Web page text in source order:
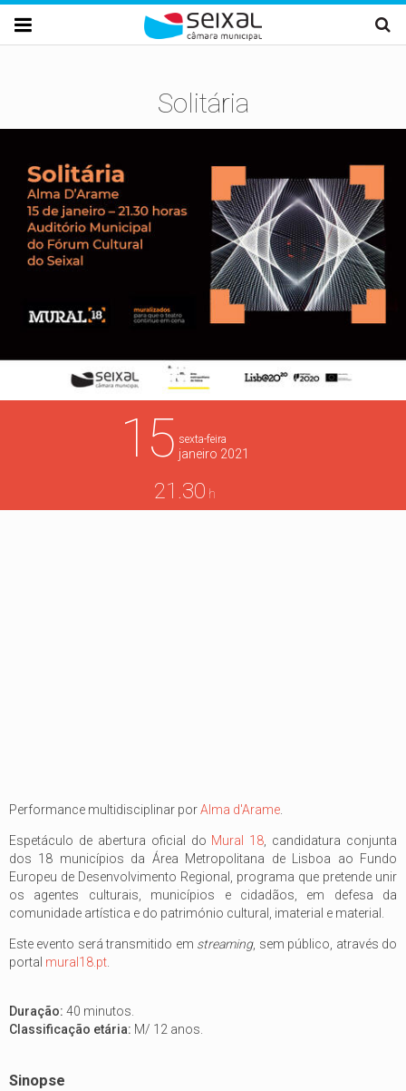
Passar para o conteúdo principal

Solitária
15 sexta-feira
janeiro 2021
21.30 h
Performance multidisciplinar porAlma d'Arame.
Espetáculo de abertura oficial do Mural 18, candidatura conjunta
dos 18 municípios da Área Metropolitana de Lisboa ao Fundo
Europeu de Desenvolvimento Regional, programa que pretende unir
os agentes culturais, municípios e cidadãos, em defesa da
comunidade artística e do património cultural, imaterial e material.
Este evento será transmitido em streaming, sem público, através do
portal mural18.pt.
Duração: 40 minutos.
Classificação etária: M/ 12 anos.
Sinopse